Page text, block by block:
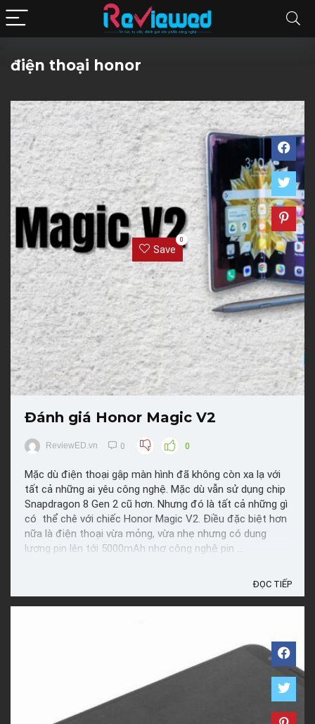
điện thoại honor
Save
0
Đánh giá Honor Magic V2
ReviewED.vn 0 0
Mặc dù điện thoại gập màn hình đã không còn xa lạ với
tất cả những ai yêu công nghệ. Mặc dù vẫn sử dụng chip
Snapdragon 8 Gen 2 cũ hơn. Nhưng đó là tất cả những gì
có thể chê với chiếc Honor Magic V2. Điều đặc biệt hơn
nữa là điện thoại vừa mỏng, vừa nhẹ nhưng có dung
lượng pin lên tới 5000mAh nhơ công nghệ pin ...
ĐỌC TIẾP